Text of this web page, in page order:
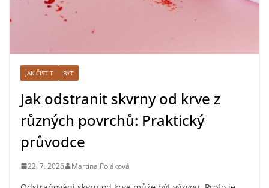
JAK ČISTIT BYT
Jak odstranit skvrny od krve z
různých povrchů: Praktický
průvodce
22. 7. 2026 Martina Poláková